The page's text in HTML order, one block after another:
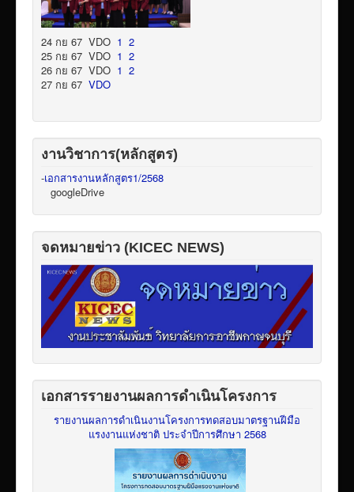
24 กย 67 VDO 1 2
25 กย 67 VDO 1 2
26 กย 67 VDO 1 2
27 กย 67 VDO
งานวิชาการ(หลักสูตร)
-เอกสารงานหลักสูตร1/2568
googleDrive
จดหมายข่าว (KICEC NEWS)
เอกสารรายงานผลการดำเนินโครงการ
รายงานผลการดำเนินงานโครงการทดสอบมาตรฐานฝีมือ
แรงงานแห่งชาติ ประจำปีการศึกษา 2568